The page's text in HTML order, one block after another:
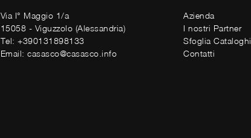
Via I° Maggio 1/a
15058 - Viguzzolo (Alessandria)
Tel: +390131898133
Email: casasco@casasco.info
Azienda
I nostri Partner
Sfoglia Cataloghi
Contatti